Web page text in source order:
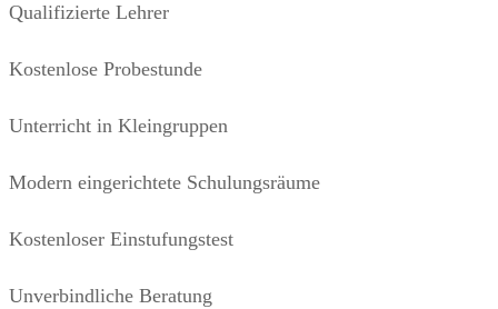
Qualifizierte Lehrer
Kostenlose Probestunde
Unterricht in Kleingruppen
Modern eingerichtete Schulungsräume
Kostenloser Einstufungstest
Unverbindliche Beratung